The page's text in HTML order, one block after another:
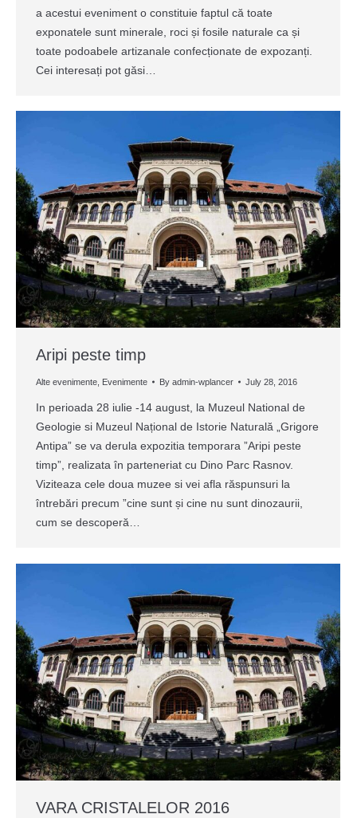
a acestui eveniment o constituie faptul că toate
exponatele sunt minerale, roci și fosile naturale ca și
toate podoabele artizanale confecționate de expozanți.
Cei interesați pot găsi…
Aripi peste timp
Alte evenimente Evenimente By admin-wplancer July 28, 2016
In perioada 28 iulie -14 august, la Muzeul National de
Geologie si Muzeul Național de Istorie Naturală „Grigore
Antipa” se va derula expozitia temporara ”Aripi peste
timp”, realizata în parteneriat cu Dino Parc Rasnov.
Viziteaza cele doua muzee si vei afla răspunsuri la
întrebări precum ”cine sunt și cine nu sunt dinozaurii,
cum se descoperă…
VARA CRISTALELOR 2016